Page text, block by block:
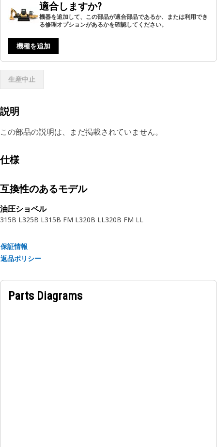
適合しますか?
機器を追加して、この部品が適合部品であるか、または利用でき
る修理オプションがあるかを確認してください。
機種を追加
生産中止
説明
この部品の説明は、まだ掲載されていません。
仕様
互換性のあるモデル
油圧ショベル
315B L325B L315B FM L320B LL320B FM LL
保証情報
返品ポリシー
Parts Diagrams